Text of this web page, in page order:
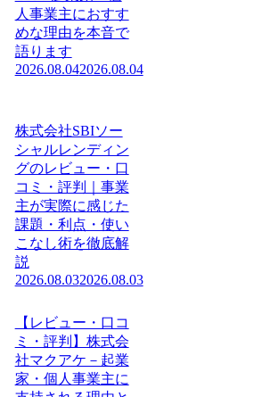
人事業主におすす
めな理由を本音で
語ります
2026.08.042026.08.04
株式会社SBIソー
シャルレンディン
グのレビュー・口
コミ・評判｜事業
主が実際に感じた
課題・利点・使い
こなし術を徹底解
説
2026.08.032026.08.03
【レビュー・口コ
ミ・評判】株式会
社マクアケ－起業
家・個人事業主に